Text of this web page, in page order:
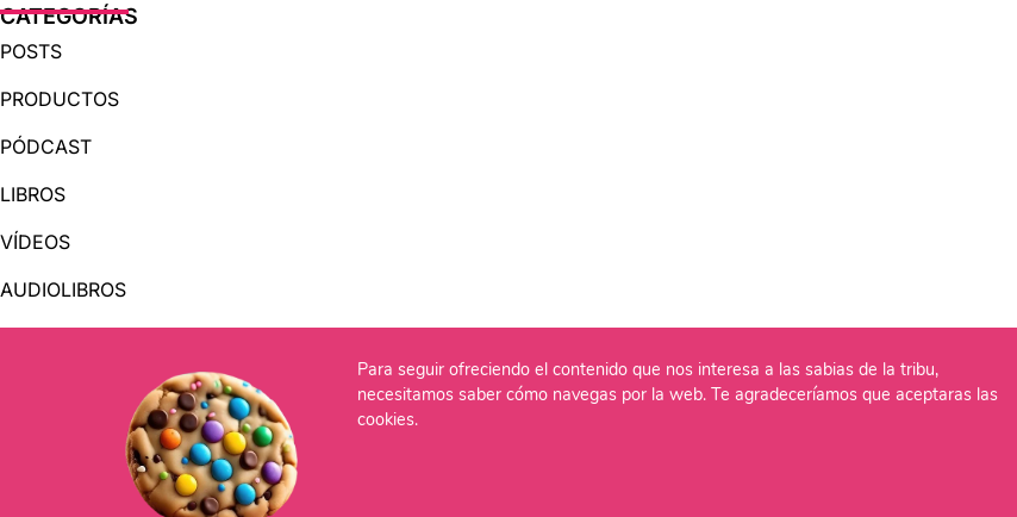
CATEGORÍAS
POSTS
PRODUCTOS
PÓDCAST
LIBROS
VÍDEOS
AUDIOLIBROS
OTRAS PÁGINAS
QUIÉNES SOMOS
Para seguir ofreciendo el contenido que nos interesa a las sabias de la tribu,
necesitamos saber cómo navegas por la web. Te agradeceríamos que aceptaras las
cookies.